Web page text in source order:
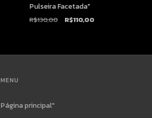
Pulseira Facetada"
R$130,00 R$110,00
MENU
Página principal"